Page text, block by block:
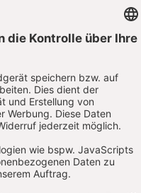
Mensch.
Fleiß
gegen Essgier,
gegen
mehr um
dennoch. Eine
Flugreisen, sei es
Lifestyle, auch